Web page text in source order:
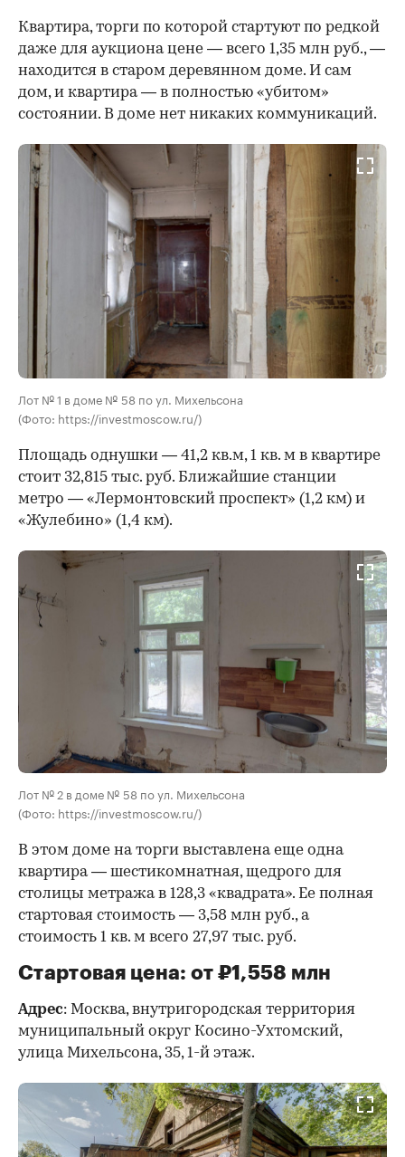
Квартира, торги по которой стартуют по редкой
даже для аукциона цене — всего 1,35 млн руб., —
находится в старом деревянном доме. И сам
дом, и квартира — в полностью «убитом»
состоянии. В доме нет никаких коммуникаций.
Лот № 1 в доме № 58 по ул. Михельсона
(Фото: https://investmoscow.ru/)
Площадь однушки — 41,2 кв.м, 1 кв. м в квартире
стоит 32,815 тыс. руб. Ближайшие станции
метро — «Лермонтовский проспект» (1,2 км) и
«Жулебино» (1,4 км).
Лот № 2 в доме № 58 по ул. Михельсона
(Фото: https://investmoscow.ru/)
В этом доме на торги выставлена еще одна
квартира — шестикомнатная, щедрого для
столицы метража в 128,3 «квадрата». Ее полная
стартовая стоимость — 3,58 млн руб., а
стоимость 1 кв. м всего 27,97 тыс. руб.
Стартовая цена: от ₽1,558 млн
Адрес: Москва, внутригородская территория
муниципальный округ Косино-Ухтомский,
улица Михельсона, 35, 1-й этаж.